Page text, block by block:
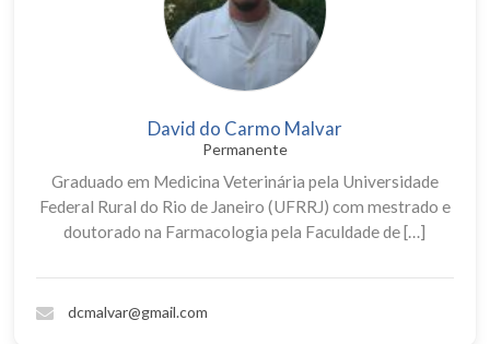
David do Carmo Malvar
Permanente
Graduado em Medicina Veterinária pela Universidade
Federal Rural do Rio de Janeiro (UFRRJ) com mestrado e
doutorado na Farmacologia pela Faculdade de […]
dcmalvar@gmail.com